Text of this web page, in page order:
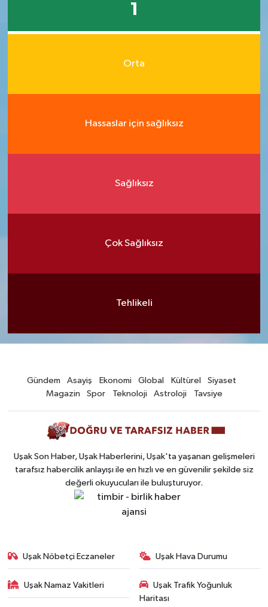
1
Orta
Hassaslar için sağlıksız
Sağlıksız
Çok Sağlıksız
Tehlikeli
Gündem Asayiş Ekonomi Global Kültürel
Siyaset
Magazin
Spor Teknoloji Astroloji Tavsiye
Uşak Son Haber, Uşak Haberlerini, Uşak'ta yaşanan gelişmeleri
tarafsız habercilik anlayışı ile en hızlı ve en güvenilir şekilde siz
değerli okuyucuları ile buluşturuyor.
Uşak Nöbetçi Eczaneler Uşak Hava Durumu
Uşak Namaz Vakitleri
Uşak Trafik Yoğunluk
Haritası